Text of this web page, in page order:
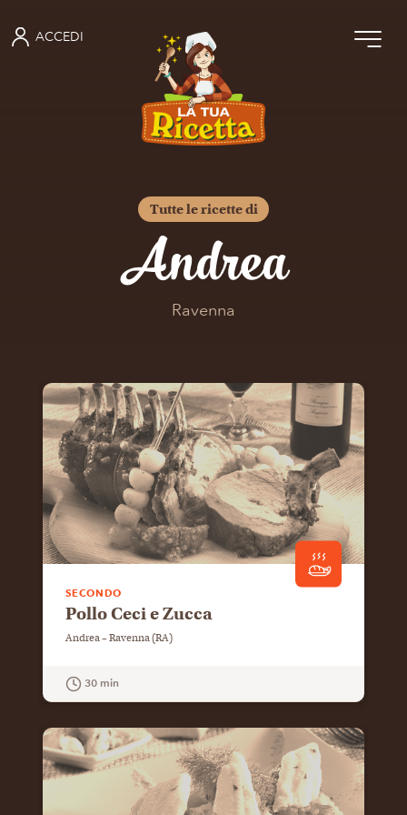
ACCEDI
Tutte le ricette di
Andrea
Ravenna
SECONDO
Pollo Ceci e Zucca
Andrea – Ravenna (RA)
30 min